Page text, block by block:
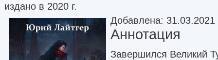
издано в 2020 г.
Добавлена: 31.03.2021
Аннотация
Завершился Великий